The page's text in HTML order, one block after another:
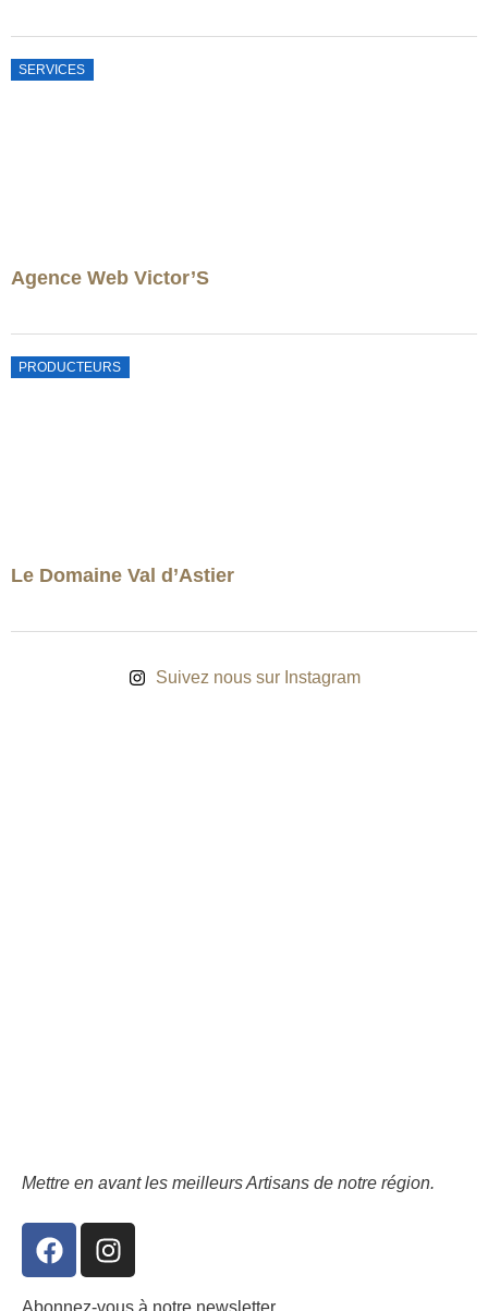
SERVICES
Agence Web Victor’S
PRODUCTEURS
Le Domaine Val d’Astier
Suivez nous sur Instagram
Mettre en avant les meilleurs Artisans de notre région.
F
a
I
n